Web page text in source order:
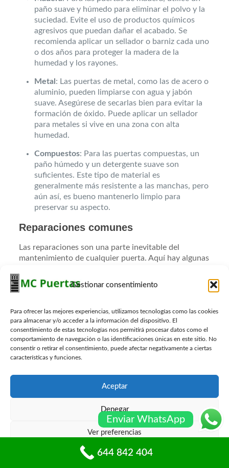
Gestionar consentimiento
Para ofrecer las mejores experiencias, utilizamos tecnologías como las cookies
para almacenar y/o acceder a la información del dispositivo. El
consentimiento de estas tecnologías nos permitirá procesar datos como el
comportamiento de navegación o las identificaciones únicas en este sitio. No
consentir o retirar el consentimiento, puede afectar negativamente a ciertas
características y funciones.
Aceptar
Denegar
Ver preferencias
Política de cookiesPolíticas de privacidad
paño suave y húmedo para eliminar el polvo y la
suciedad. Evite el uso de productos químicos
agresivos que puedan dañar el acabado. Se
recomienda aplicar un sellador o barniz cada uno
o dos años para proteger la madera de la
humedad y los rayones.
Metal : Las puertas de metal, como las de acero o
aluminio, pueden limpiarse con agua y jabón
suave. Asegúrese de secarlas bien para evitar la
formación de óxido. Puede aplicar un sellador
para metales si vive en una zona con alta
humedad.
Compuestos: Para las puertas compuestas, un
paño húmedo y un detergente suave son
suficientes. Este tipo de material es
generalmente más resistente a las manchas, pero
aún así, es bueno mantenerlo limpio para
preservar su aspecto.
Reparaciones comunes
Las reparaciones son una parte inevitable del
mantenimiento de cualquier puerta. Aquí hay algunas
necesitar realizar:
madera, puede usar un lápiz para retoque o un
kit de reparación de madera para cubrir arañazos
y marcas. Para puertas metálicas, se pueden usar
pinturas específicas para metal.
Ajuste de bisagras
puede implicar apretar los tornillos o, en algunos
: Con el tiempo, las puertas
pueden desarrollar espacios que permiten la
cerrar estos huecos y mejorar la eficiencia
Enviar WhatsApp
644 842 404